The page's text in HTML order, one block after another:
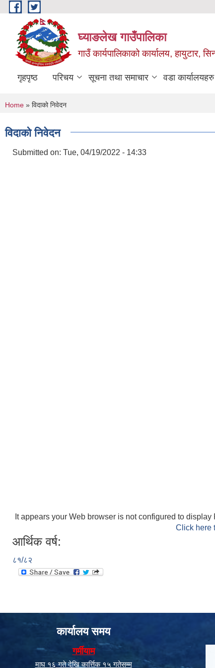
Skip to main content
घ्याङलेख गाउँपालिका
गाउँ कार्यपालिकाको कार्यालय, हायुटार,
गृहपृष्ठ परिचय सूचना तथा समाचार वडा कार्यालयहरु
You are here
Home » विदाको निवेदन
विदाको निवेदन
Submitted on: Tue, 04/19/2022 - 14:33
It appears your Web browser is not configured to display
Click here
आर्थिक वर्ष:
८१/८२
कार्यालय समय
गर्मीयाम
माघ १६ गते देखि कार्त्तिक १५ गतेसम्म